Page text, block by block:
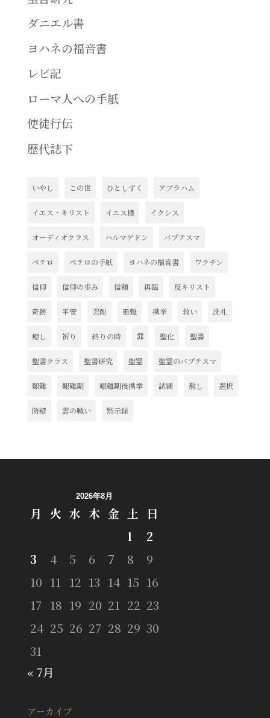
ダニエル書
ヨハネの福音書
レビ記
ローマ人への手紙
使徒行伝
歴代誌下
いやし この世 ひとしずく アブラハム
イエス・キリスト イエス様 イクシス
オーディオクラス ハルマゲドン バプテスマ
ペテロ ペテロの手紙 ヨハネの福音書 ワクチン
信仰 信仰の歩み 信頼 再臨 反キリスト
奇跡 平安 忍耐 患難 携挙 救い 洗礼
癒し 祈り 終りの時 罪 聖化 聖書
聖書クラス 聖書研究 聖霊 聖霊のバプテスマ
艱難 艱難期 艱難期後携挙 試練 赦し 選択
防壁 霊の戦い 黙示録
2026年8月
月 火 水 木 金 土
日
1
2
3
4 5 6 7 8
9
10 11 12 13 14 15 16
17 18 19 20 21 22 23
24 25 26 27 28 29 30
31
« 7月
アーカイブ